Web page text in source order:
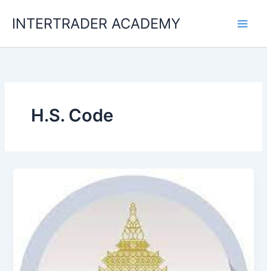
INTERTRADER ACADEMY
H.S. Code